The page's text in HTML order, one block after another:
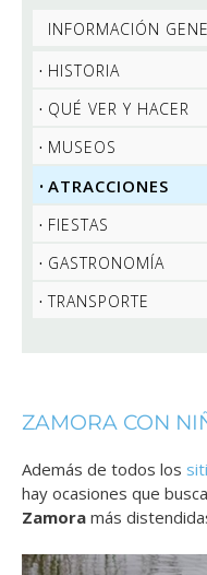
INFORMACIÓN
HISTORIA
QUÉ VER Y HACER
MUSEOS
ATRACCIONES
FIESTAS
GASTRONOMÍA
TRANSPORTE
ZAMORA CON
Además de todos los
hay ocasiones que
Zamora más